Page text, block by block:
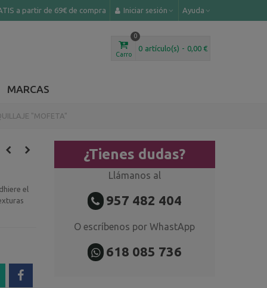
a partir de 69€ de compra Iniciar sesión Ayuda
Carro
0
0 artículo(s) - 0,00 €
MARCAS
"MOFETA"
el
¿Tienes dudas?
Llámanos al
957 482 404
O escríbenos por WhastApp
618 085 736